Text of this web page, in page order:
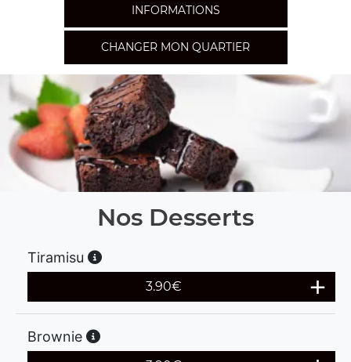
INFORMATIONS
CHANGER MON QUARTIER
Nos Desserts
Tiramisu
3.90€
Brownie